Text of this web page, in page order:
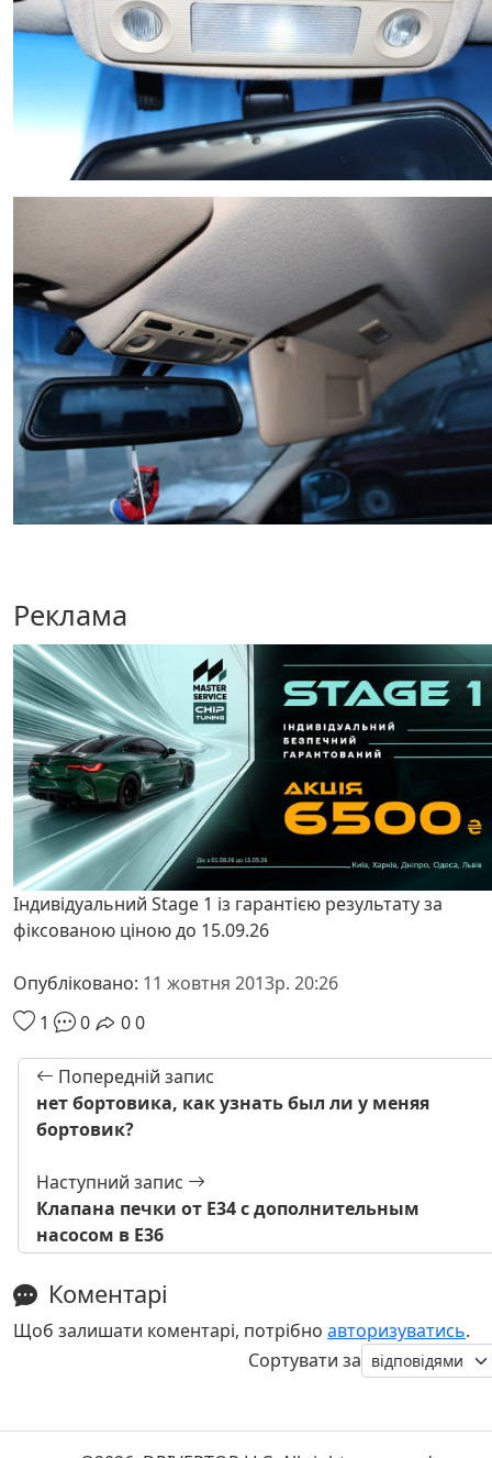
Реклама
Індивідуальний Stage 1 із гарантією результату за
фіксованою ціною до 15.09.26
Опубліковано: 11 жовтня 2013р. 20:26
1
0 00
Попередній запис
нет бортовика, как узнать был ли у меняя
бортовик?
Наступний запис
Клапана печки от Е34 с дополнительным
насосом в Е36
Коментарі
Щоб залишати коментарі, потрібно авторизуватись.
Сортувати за